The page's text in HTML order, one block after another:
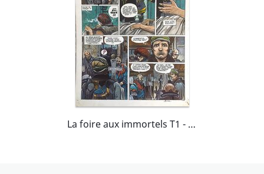
La foire aux immortels T1 - planche 41